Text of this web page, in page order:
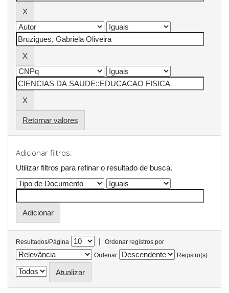
Retornar valores
Adicionar filtros:
Utilizar filtros para refinar o resultado de busca.
Resultados/Página |
Ordenar registros por
Ordenar
Registro(s)